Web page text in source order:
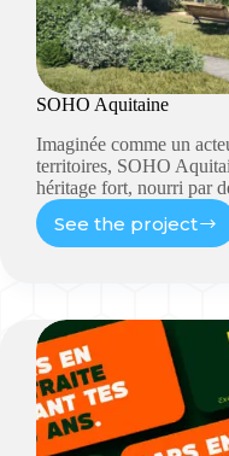
SOHO Aquitaine
Imaginée comme un
territoires, SOHO
héritage fort, nourri par
See the project